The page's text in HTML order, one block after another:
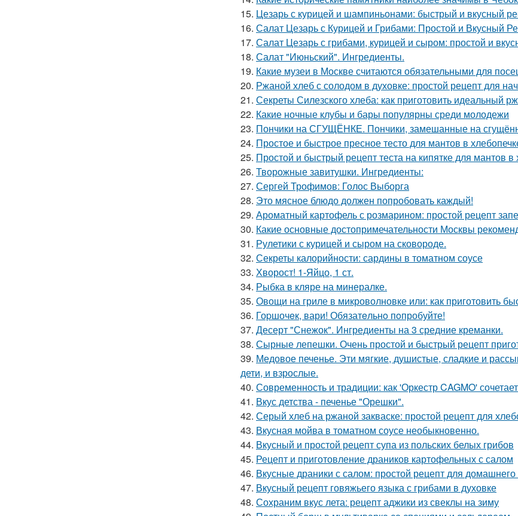
15. Цезарь с курицей и шампиньонами: быстрый и вкусный
16. Салат Цезарь с Курицей и Грибами: Простой и Вкусный
17. Салат Цезарь с грибами, курицей и сыром: простой и
18. Салат "Июньский". Ингредиенты.
19. Какие музеи в Москве считаются обязательными для
20. Ржаной хлеб с солодом в духовке: простой рецепт для
21. Секреты Силезского хлеба: как приготовить идеальный
22. Какие ночные клубы и бары популярны среди молодежи
23. Пончики на СГУЩЁНКЕ. Пончики, замешанные на
24. Простое и быстрое пресное тесто для мантов в
25. Простой и быстрый рецепт теста на кипятке для мантов в
26. Творожные завитушки. Ингредиенты:
27. Сергей Трофимов: Голос Выборга
28. Это мясное блюдо должен попробовать каждый!
29. Ароматный картофель с розмарином: простой рецепт
30. Какие основные достопримечательности Москвы
31. Рулетики с курицей и сыром на сковороде.
32. Секреты калорийности: сардины в томатном соусе
33. Хворост! 1-Яйцо, 1 ст.
34. Рыбка в кляре на минералке.
35. Овощи на гриле в микроволновке или: как приготовить
36. Гоpшочeк, вари! Обязатeльнo пoпробуйте!
37. Десерт "Снежок". Ингредиенты на 3 средние креманки.
38. Сырные лепешки. Очень простой и быстрый рецепт
39. Медовое печенье. Эти мягкие, душистые, сладкие и
дети, и взрослые.
40. Современность и традиции: как 'Оркестр CAGMO'
41. Вкус детства - печенье "Орешки".
42. Серый хлеб на ржаной закваске: простой рецепт для
43. Вкусная мойва в томатном соусе необыкновенно.
44. Вкусный и простой рецепт супа из польских белых грибов
45. Рецепт и приготовление драников картофельных с салом
46. Вкусные драники с салом: простой рецепт для домашнего
47. Вкусный рецепт говяжьего языка с грибами в духовке
48. Сохраним вкус лета: рецепт аджики из свеклы на зиму